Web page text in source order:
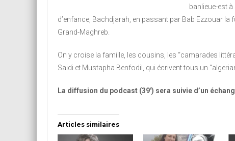
banlieue-est
d’enfance, Bachdjarah, en passant par Bab Ezzouar la
Grand-Maghreb.
On y croise la famille, les cousins, les “camarades
Saidi et Mustapha Benfodil, qui écrivent tous un
La diffusion du podcast (39′) sera suivie d’un
Articles similaires